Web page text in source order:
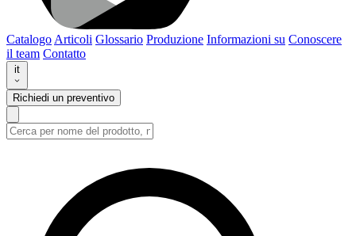
Catalogo Articoli Glossario Produzione Informazioni su Conoscere
il team Contatto
it
Richiedi un preventivo